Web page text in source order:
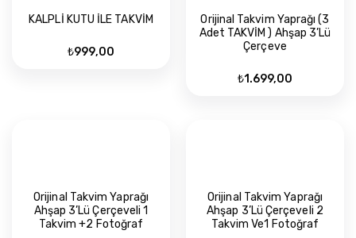
KALPLİ KUTU İLE TAKVİM
₺999,00
Orijinal Takvim Yaprağı (3
Adet TAKVİM ) Ahşap 3’Lü
Çerçeve
₺1.699,00
Orijinal Takvim Yaprağı
Ahşap 3’Lü Çerçeveli 1
Takvim +2 Fotoğraf
Orijinal Takvim Yaprağı
Ahşap 3’Lü Çerçeveli 2
Takvim Ve1 Fotoğraf